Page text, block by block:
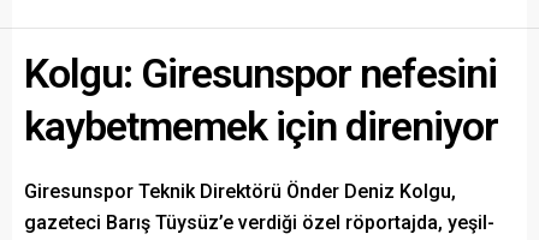
belirtildi.
Kolgu: Giresunspor nefesini
kaybetmemek için direniyor
Giresunspor Teknik Direktörü Önder Deniz Kolgu,
gazeteci Barış Tüysüz’e verdiği özel röportajda, yeşil-